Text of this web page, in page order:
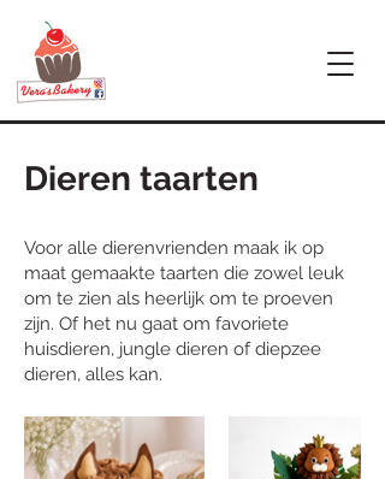
Dieren taarten
Voor alle dierenvrienden maak ik op
maat gemaakte taarten die zowel leuk
om te zien als heerlijk om te proeven
zijn. Of het nu gaat om favoriete
huisdieren, jungle dieren of diepzee
dieren, alles kan.